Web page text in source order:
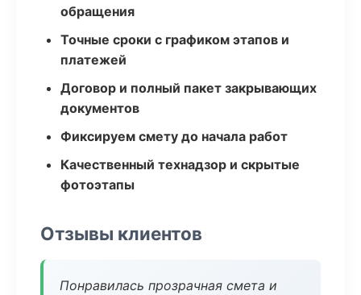
обращения
Точные сроки с графиком этапов и
платежей
Договор и полный пакет закрывающих
документов
Фиксируем смету до начала работ
Качественный технадзор и скрытые
фотоэтапы
Отзывы клиентов
Понравилась прозрачная смета и